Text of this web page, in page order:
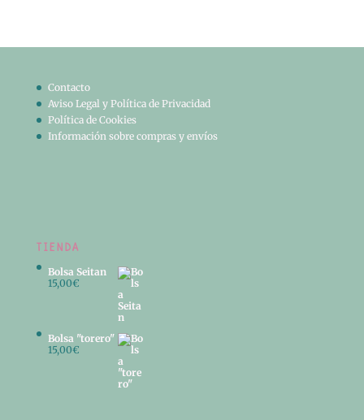
Contacto
Aviso Legal y Política de Privacidad
Política de Cookies
Información sobre compras y envíos
TIENDA
Bolsa Seitan
15,00€
Bolsa "torero"
15,00€